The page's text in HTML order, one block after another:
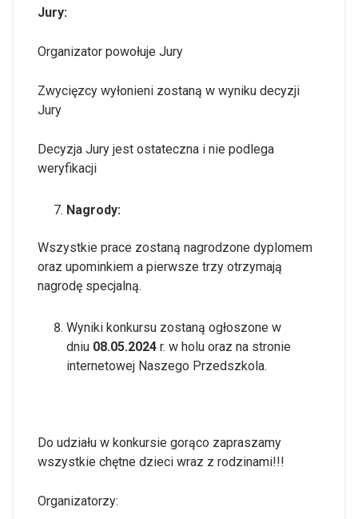
Jury:
Organizator powołuje Jury
Zwycięzcy wyłonieni zostaną w wyniku decyzji
Jury
Decyzja Jury jest ostateczna i nie podlega
weryfikacji
Nagrody:
Wszystkie prace zostaną nagrodzone dyplomem
oraz upominkiem a pierwsze trzy otrzymają
nagrodę specjalną.
Wyniki konkursu zostaną ogłoszone w
dniu 08.05.2024 r. w holu oraz na stronie
internetowej Naszego Przedszkola.
Do udziału w konkursie gorąco zapraszamy
wszystkie chętne dzieci wraz z rodzinami!!!
Organizatorzy: